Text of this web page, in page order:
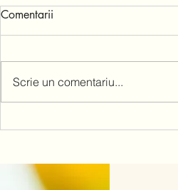
Intalnirea cu suferinta
Stau la capataiul unui bolnav
apropiati sa-l auzi ca nu mai
poate. Si sa nu poata nimeni sa
Comentarii
Scrie un comentariu...